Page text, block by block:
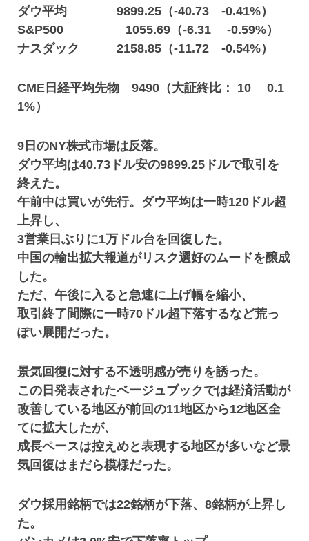
ダウ平均 9899.25（-40.73 -0.41%）
S&P500 1055.69（-6.31 -0.59%）
ナスダック 2158.85（-11.72 -0.54%）
CME日経平均先物 9490（大証終比： 10 0.1
1%）
9日のNY株式市場は反落。
ダウ平均は40.73ドル安の9899.25ドルで取引を
終えた。
午前中は買いが先行。ダウ平均は一時120ドル超
上昇し、
3営業日ぶりに1万ドル台を回復した。
中国の輸出拡大報道がリスク選好のムードを醸成
した。
ただ、午後に入ると急速に上げ幅を縮小、
取引終了間際に一時70ドル超下落するなど荒っ
ぽい展開だった。
景気回復に対する不透明感が売りを誘った。
この日発表されたベージュブックでは経済活動が
改善している地区が前回の11地区から12地区全
てに拡大したが、
成長ペースは控えめと表現する地区が多いなど景
気回復はまだら模様だった。
ダウ採用銘柄では22銘柄が下落、8銘柄が上昇し
た。